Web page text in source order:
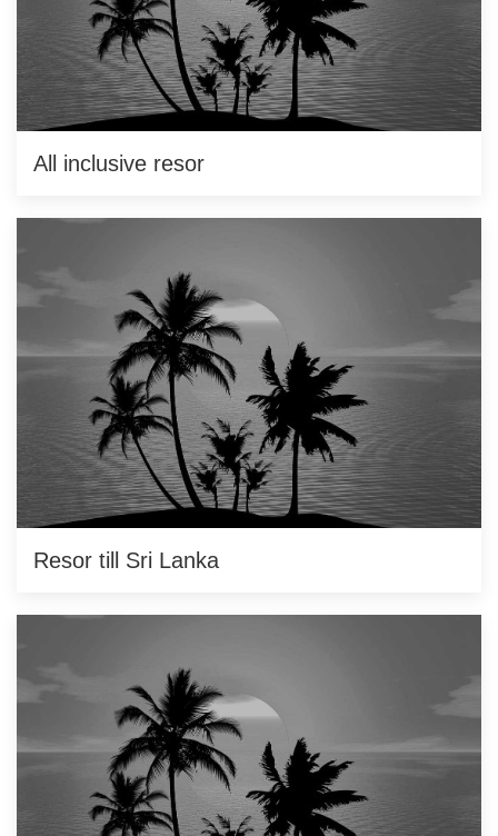
All inclusive resor
Resor till Sri Lanka